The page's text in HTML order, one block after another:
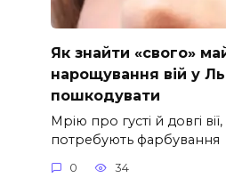
Як знайти «свого»
нарощування вій у
пошкодувати
Мрію про густі й довгі
потребують фарбування
0 34